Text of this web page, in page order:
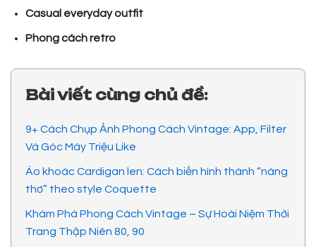
Casual everyday outfit
Phong cách retro
Bài viết cùng chủ đề:
9+ Cách Chụp Ảnh Phong Cách Vintage: App, Filter
Và Góc Máy Triệu Like
Áo khoác Cardigan len: Cách biến hình thành “nàng
thơ” theo style Coquette
Khám Phá Phong Cách Vintage – Sự Hoài Niệm Thời
Trang Thập Niên 80, 90